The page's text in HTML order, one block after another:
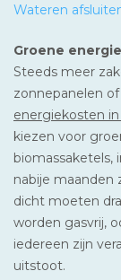
Wateren
Groene
Steeds meer
zonnepanelen
energiekosten
kiezen voor
nabije maanden
dicht moeten
worden gasvrij,
iedereen zijn
uitstoot.